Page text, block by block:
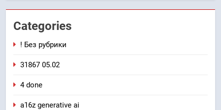
Categories
! Без рубрики
31867 05.02
4 done
a16z generative ai